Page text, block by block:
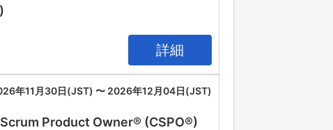
詳細
年11月30日(JST) 〜 2026年12月04日(JST)
Scrum Product Owner® (CSPO®)